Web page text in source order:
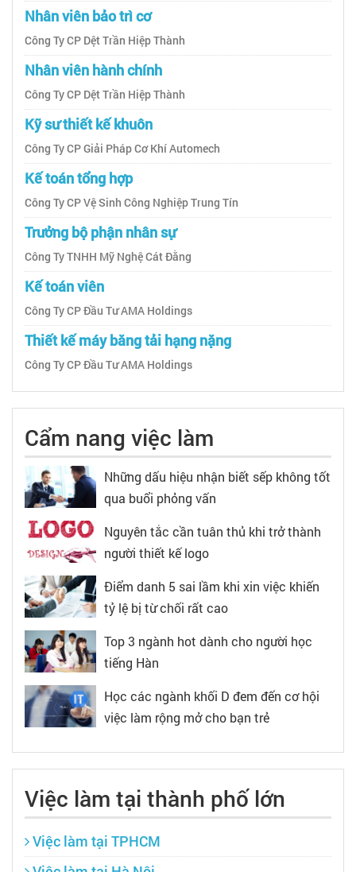
Nhân viên bảo trì cơ
Công Ty CP Dệt Trần Hiệp Thành
Nhân viên hành chính
Công Ty CP Dệt Trần Hiệp Thành
Kỹ sư thiết kế khuôn
Công Ty CP Giải Pháp Cơ Khí Automech
Kế toán tổng hợp
Công Ty CP Vệ Sinh Công Nghiệp Trung Tín
Trưởng bộ phận nhân sự
Công Ty TNHH Mỹ Nghệ Cát Đằng
Kế toán viên
Công Ty CP Đầu Tư AMA Holdings
Thiết kế máy băng tải hạng nặng
Công Ty CP Đầu Tư AMA Holdings
Cẩm nang việc làm
Những dấu hiệu nhận biết sếp không tốt
qua buổi phỏng vấn
Nguyên tắc cần tuân thủ khi trở thành
người thiết kế logo
Điểm danh 5 sai lầm khi xin việc khiến
tỷ lệ bị từ chối rất cao
Top 3 ngành hot dành cho người học
tiếng Hàn
Học các ngành khối D đem đến cơ hội
việc làm rộng mở cho bạn trẻ
Việc làm tại thành phố lớn
Việc làm tại TPHCM